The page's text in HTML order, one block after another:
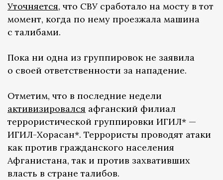
Уточняется, что СВУ сработало на мосту в тот
момент, когда по нему проезжала машина
с талибами.
Пока ни одна из группировок не заявила
о своей ответственности за нападение.
Отметим, что в последние недели
активизировался афганский филиал
террористической группировки ИГИЛ* —
ИГИЛ-Хорасан*. Террористы проводят атаки
как против гражданского населения
Афганистана, так и против захвативших
власть в стране талибов.